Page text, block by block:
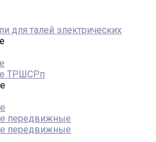
для талей электрических
ТРШСРп
передвижные
передвижные